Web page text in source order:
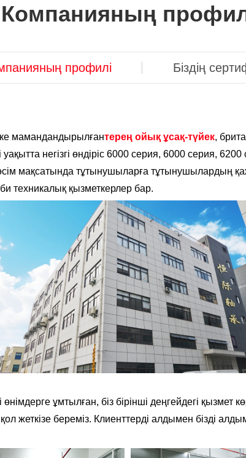
Компанияның
профилі Біздің
мамандандырылғантерең ойық ұсақ-түйек,
уақытта негізгі өндіріс 6000 серия, 6000 серия,
мақсатында тұтынушыларға тұтынушылардың
техникалық қызметкерлер бар.
ұмтылған, біз бірінші деңгейдегі қызмет
береміз. Клиенттерді алдымен бізді